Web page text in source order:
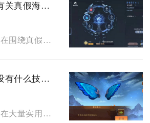
全民奇迹2中是否有关真假海洛德的隐藏任务报酬丰厚
全民奇迹2里确实存在围绕真假海洛德展开的隐藏任务，也就是玩家常说的真假故事奇遇任务，选对真
少年三国志2中有没有什么技巧可以帮助军团快速升级呢
少年三国志2军团存在大量实用技巧，合理统筹成员日常任务、推进军团副本、落实活跃管理，能够有